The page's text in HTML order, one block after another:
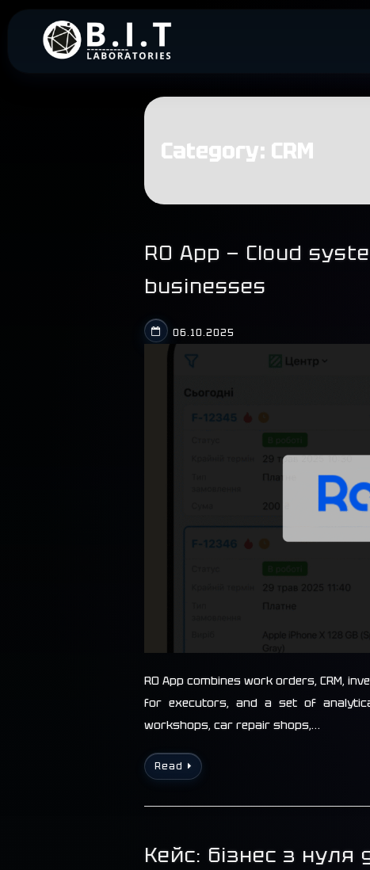
Category: CRM
RO App — Cloud
businesses
06.10.2025
RO App combines work orders, CRM,
for executors, and a set of
workshops, car repair shops,…
Read
Кейс: бізнес з